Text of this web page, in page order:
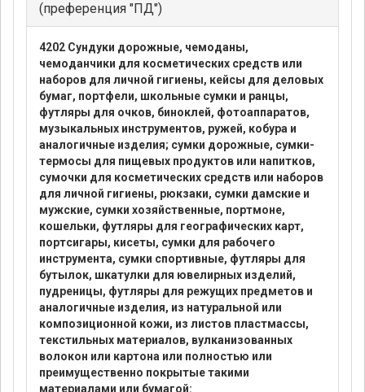
(преференция "ПД")
4202 Сундуки дорожные, чемоданы,
чемоданчики для косметических средств или
наборов для личной гигиены, кейсы для деловых
бумаг, портфели, школьные сумки и ранцы,
футляры для очков, биноклей, фотоаппаратов,
музыкальных инструментов, ружей, кобура и
аналогичные изделия; сумки дорожные, сумки-
термосы для пищевых продуктов или напитков,
сумочки для косметических средств или наборов
для личной гигиены, рюкзаки, сумки дамские и
мужские, сумки хозяйственные, портмоне,
кошельки, футляры для географических карт,
портсигары, кисеты, сумки для рабочего
инструмента, сумки спортивные, футляры для
бутылок, шкатулки для ювелирных изделий,
пудреницы, футляры для режущих предметов и
аналогичные изделия, из натуральной или
композиционной кожи, из листов пластмассы,
текстильных материалов, вулканизованных
волокон или картона или полностью или
преимущественно покрытые такими
материалами или бумагой: